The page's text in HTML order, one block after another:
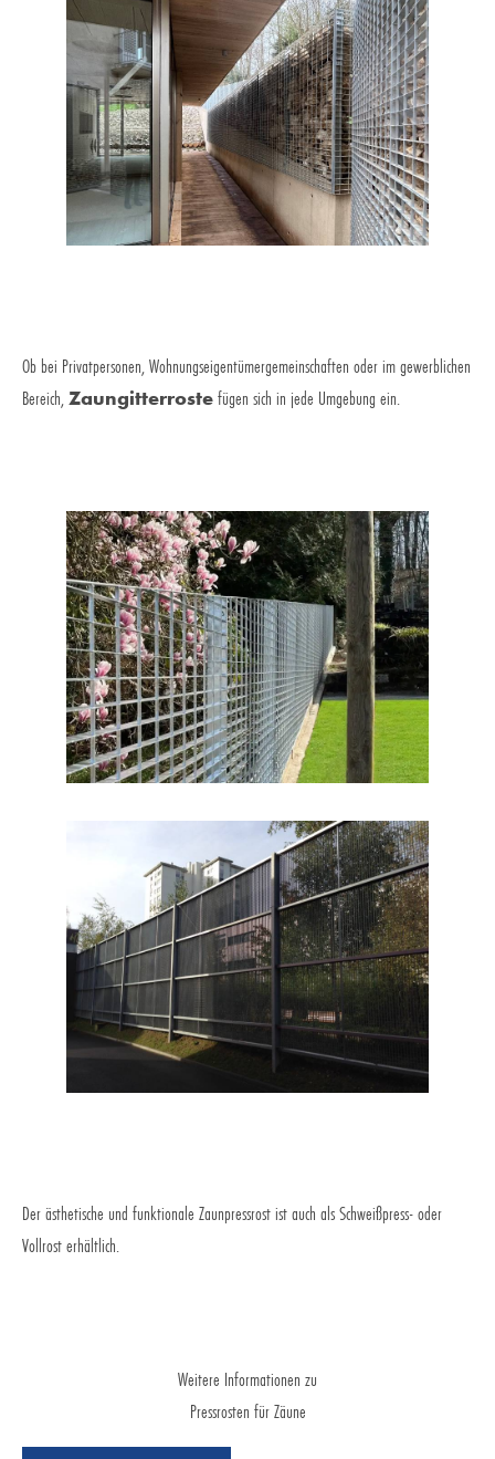
Ob bei Privatpersonen, Wohnungseigentümergemeinschaften oder im gewerblichen
Bereich, Zaungitterrostefügen sich in jede Umgebung ein.
Der ästhetische und funktionale Zaunpressrost ist auch als Schweißpress- oder
Vollrost erhältlich.
Weitere Informationen zu
Pressrosten für Zäune